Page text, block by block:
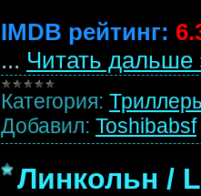
IMDB рейтинг:
... Читать дальше
Категория:
Добавил: Toshibabsf
Линкольн /